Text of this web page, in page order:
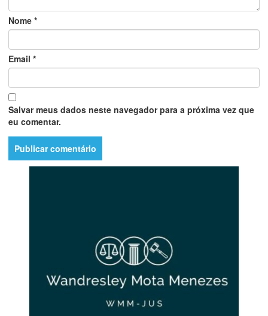
Nome *
Email *
Salvar meus dados neste navegador para a próxima vez que
eu comentar.